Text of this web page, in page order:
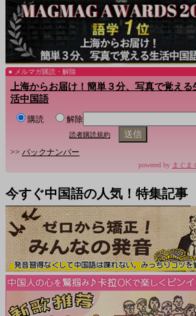
メルマガ購読・解除
上海からお届け！簡単３分、写真で覚える
活中国語
購読 解除
読者購読規約
>> バックナンバー
powered by まぐま
今すぐ中国語の人気！特集記事